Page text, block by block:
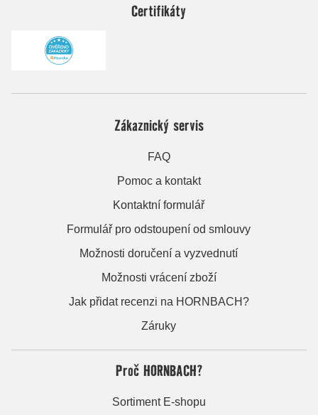
Certifikáty
Zákaznický servis
FAQ
Pomoc a kontakt
Kontaktní formulář
Formulář pro odstoupení od smlouvy
Možnosti doručení a vyzvednutí
Možnosti vrácení zboží
Jak přidat recenzi na HORNBACH?
Záruky
Proč HORNBACH?
Sortiment E-shopu